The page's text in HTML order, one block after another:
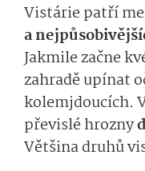
Vistárie patří
a
Jakmile začne
zahradě upínat
kolemjdoucích.
převislé hrozny
Většina druhů